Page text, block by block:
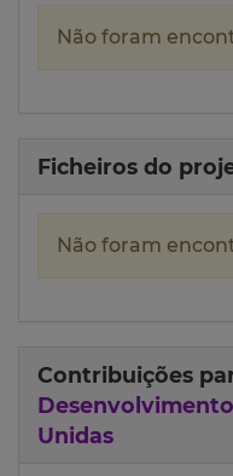
Não foram
Ficheiros do
Não foram
Contribuições
Unidas